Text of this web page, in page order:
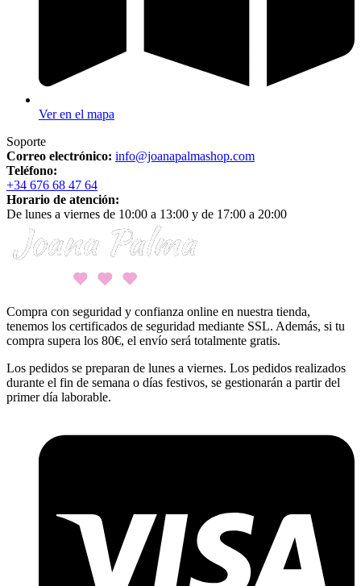
Ver en el mapa
Soporte
Correo electrónico: info@joanapalmashop.com
Teléfono:
+34 676 68 47 64
Horario de atención:
De lunes a viernes de 10:00 a 13:00 y de 17:00 a 20:00
Compra con seguridad y confianza online en nuestra tienda,
tenemos los certificados de seguridad mediante SSL. Además, si tu
compra supera los 80€, el envío será totalmente gratis.
Los pedidos se preparan de lunes a viernes. Los pedidos realizados
durante el fin de semana o días festivos, se gestionarán a partir del
primer día laborable.